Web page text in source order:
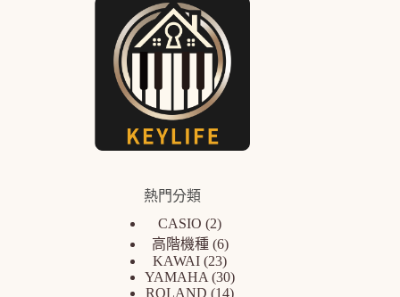
熱門分類
CASIO 2
高階機種 6
KAWAI 23
YAMAHA 30
ROLAND
14